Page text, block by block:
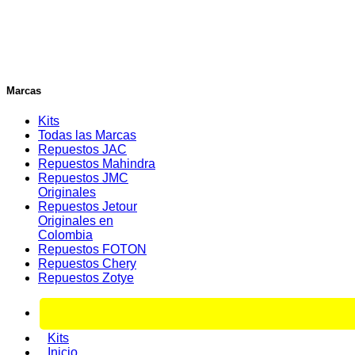
Marcas
Kits
Todas las Marcas
Repuestos JAC
Repuestos Mahindra
Repuestos JMC
Originales
Repuestos Jetour
Originales en
Colombia
Repuestos FOTON
Repuestos Chery
Repuestos Zotye
Kits
Inicio